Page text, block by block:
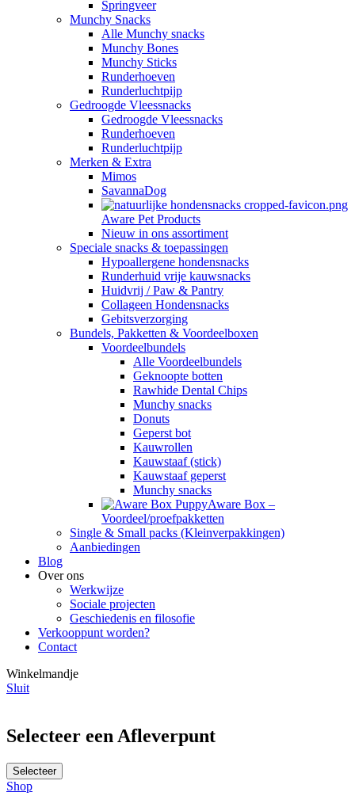
Springveer
Munchy Snacks
Alle Munchy snacks
Munchy Bones
Munchy Sticks
Runderhoeven
Runderluchtpijp
Gedroogde Vleessnacks
Gedroogde Vleessnacks
Runderhoeven
Runderluchtpijp
Merken & Extra
Mimos
SavannaDog
Aware Pet Products
Nieuw in ons assortiment
Speciale snacks & toepassingen
Hypoallergene hondensnacks
Runderhuid vrije kauwsnacks
Huidvrij / Paw & Pantry
Collageen Hondensnacks
Gebitsverzorging
Bundels, Pakketten & Voordeelboxen
Voordeelbundels
Alle Voordeelbundels
Geknoopte botten
Rawhide Dental Chips
Munchy snacks
Donuts
Geperst bot
Kauwrollen
Kauwstaaf (stick)
Kauwstaaf geperst
Munchy snacks
Aware Box –
Voordeel/proefpakketten
Single & Small packs (Kleinverpakkingen)
Aanbiedingen
Blog
Over ons
Werkwijze
Sociale projecten
Geschiedenis en filosofie
Verkooppunt worden?
Contact
Winkelmandje
Sluit
Selecteer een Afleverpunt
Selecteer
Shop